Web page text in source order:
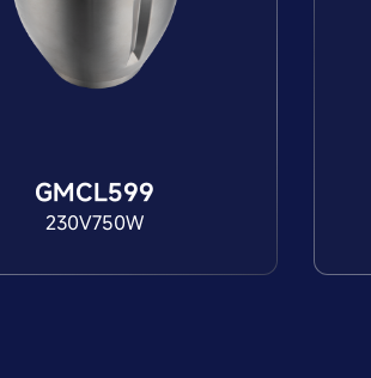
GMCL599
230V750W